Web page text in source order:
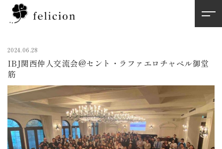
2024.06.28
IBJ関西仲人交流会@セント・ラファエロチャペル御堂
筋